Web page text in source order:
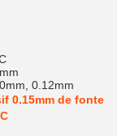
0.12mm
0.15mm de fonte